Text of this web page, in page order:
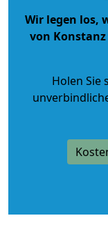
Wir legen los,
von
Holen Sie